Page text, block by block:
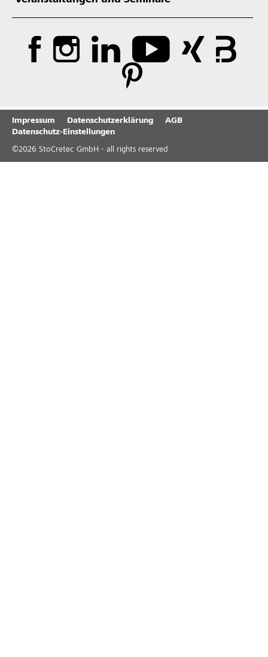
Impressum Datenschutzerklärung
AGB
Datenschutz-Einstellungen
©2026 StoCretec GmbH - all rights reserved